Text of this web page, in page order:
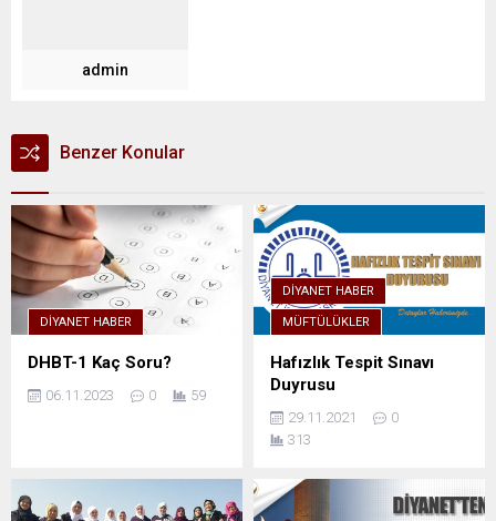
admin
Benzer Konular
DIYANET HABER
DHBT-1 Kaç Soru?
06.11.2023 0 59
DIYANET HABER
MÜFTÜLÜKLER
Hafızlık Tespit Sınavı
Duyrusu
29.11.2021
0
313